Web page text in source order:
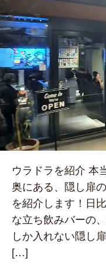
ウラドラを紹介 本
奥にある、隠し扉
を紹介します！日
な立ち飲みバーの
しか入れない隠し
[…]